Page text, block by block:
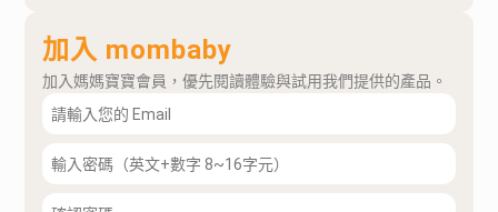
加入 mombaby
加入媽媽寶寶會員，優先閱讀體驗與試用我們提供的產品。